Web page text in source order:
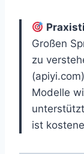
Großen
zu
Modelle
ist